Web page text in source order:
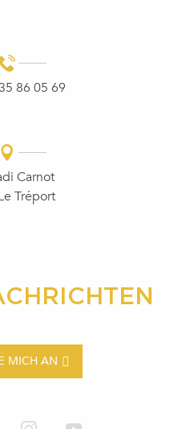
86 05 69
Carnot
Tréport
MICH AN